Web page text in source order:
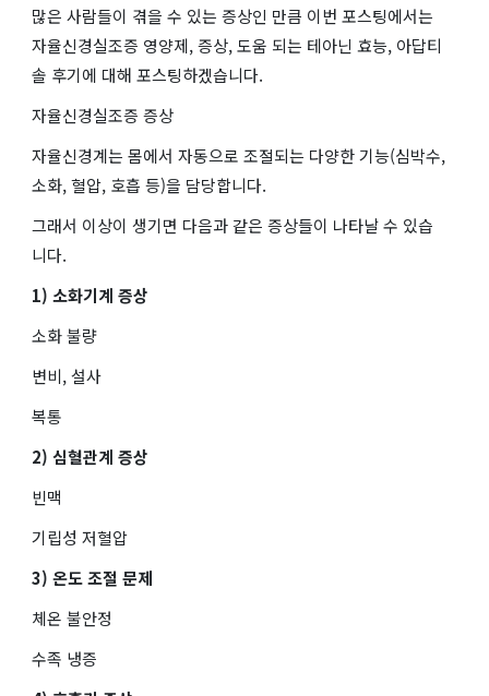
많은 사람들이 겪을 수 있는 증상인 만큼 이번 포스팅에서는
자율신경실조증 영양제, 증상, 도움 되는 테아닌 효능, 아답티
솔 후기에 대해 포스팅하겠습니다.
자율신경실조증 증상
자율신경계는 몸에서 자동으로 조절되는 다양한 기능(심박수,
소화, 혈압, 호흡 등)을 담당합니다.
그래서 이상이 생기면 다음과 같은 증상들이 나타날 수 있습
니다.
1) 소화기계 증상
소화 불량
변비, 설사
복통
2) 심혈관계 증상
빈맥
기립성 저혈압
3) 온도 조절 문제
체온 불안정
수족 냉증